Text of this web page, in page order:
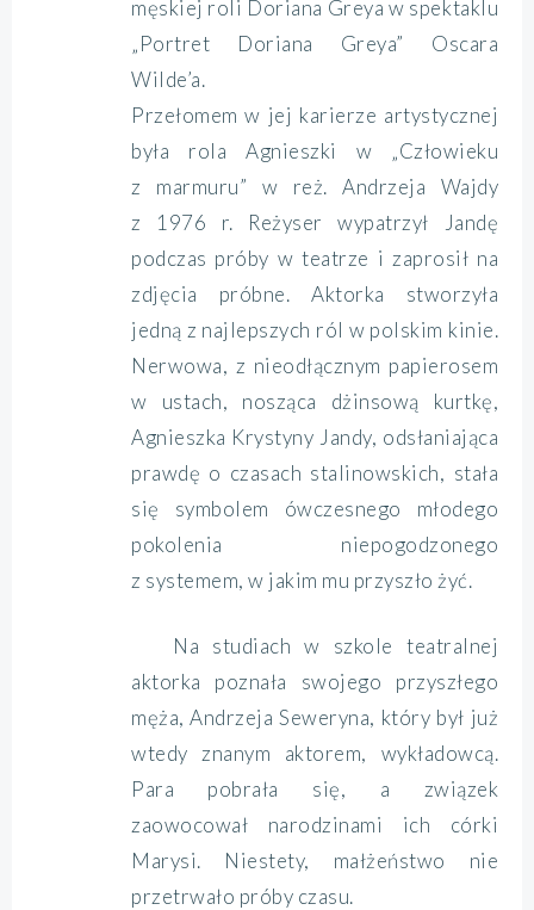
męskiej roli Doriana Greya w spektaklu
„Portret Doriana Greya” Oscara
Wilde’a.
Przełomem w jej karierze artystycznej
była rola Agnieszki w „Człowieku
z marmuru” w reż. Andrzeja Wajdy
z 1976 r. Reżyser wypatrzył Jandę
podczas próby w teatrze i zaprosił na
zdjęcia próbne. Aktorka stworzyła
jedną z najlepszych ról w polskim kinie.
Nerwowa, z nieodłącznym papierosem
w ustach, nosząca dżinsową kurtkę,
Agnieszka Krystyny Jandy, odsłaniająca
prawdę o czasach stalinowskich, stała
się symbolem ówczesnego młodego
pokolenia niepogodzonego
z systemem, w jakim mu przyszło żyć.
Na studiach w szkole teatralnej
aktorka poznała swojego przyszłego
męża, Andrzeja Seweryna, który był już
wtedy znanym aktorem, wykładowcą.
Para pobrała się, a związek
zaowocował narodzinami ich córki
Marysi. Niestety, małżeństwo nie
przetrwało próby czasu.